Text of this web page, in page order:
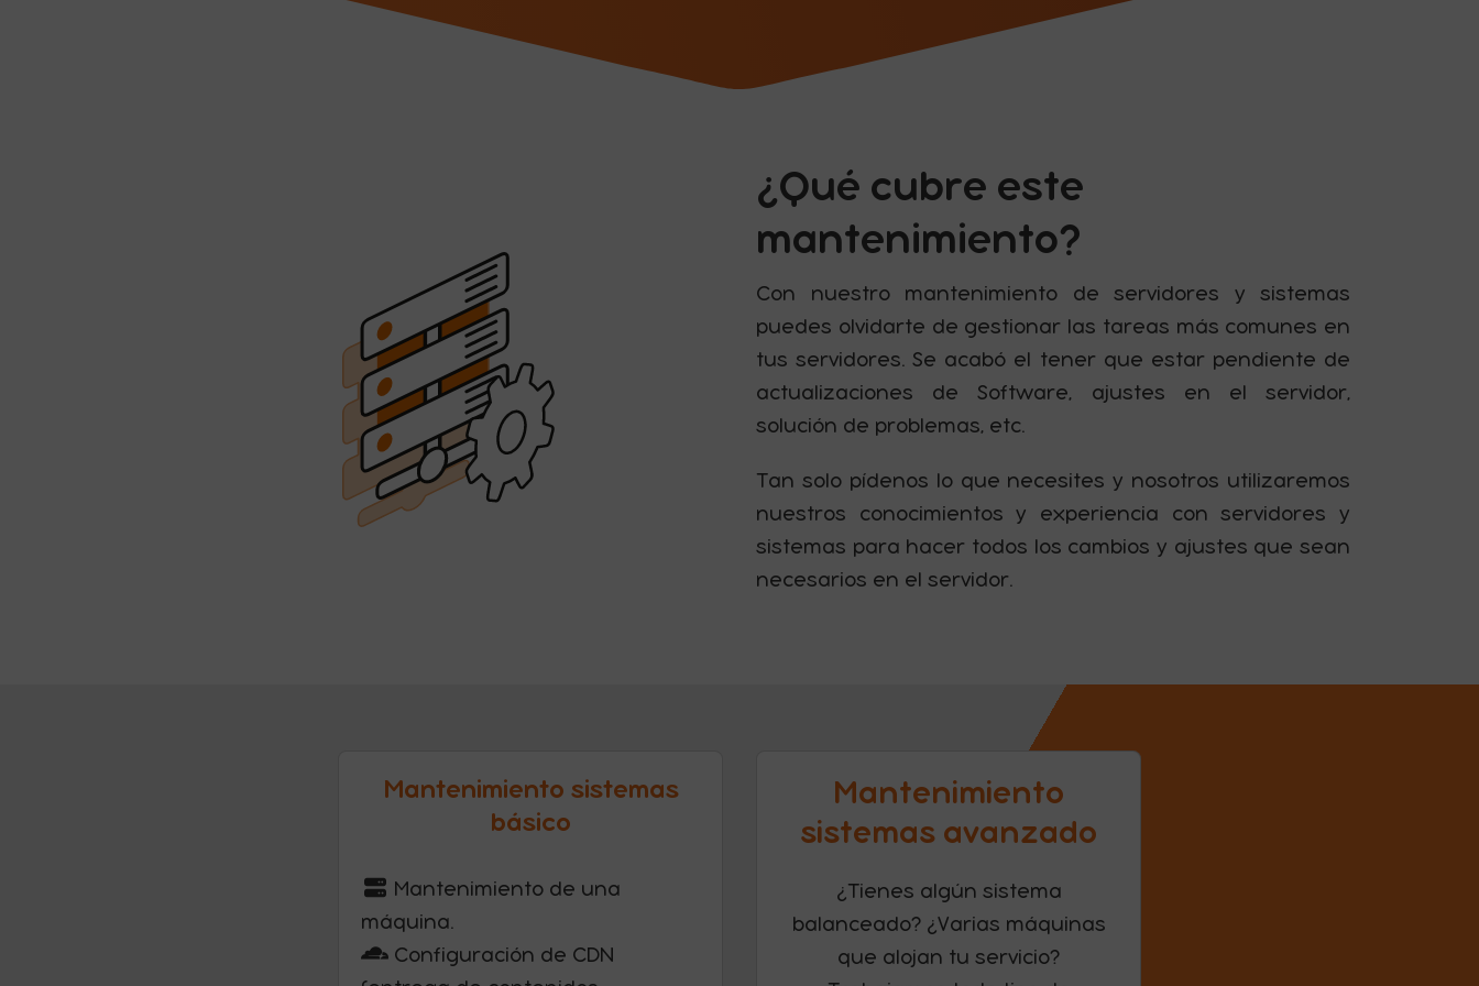
¿Qué cubre este
mantenimiento?
Con nuestro mantenimiento de servidores y sistemas
puedes olvidarte de gestionar las tareas más comunes en
tus servidores. Se acabó el tener que estar pendiente de
actualizaciones de Software, ajustes en el servidor,
solución de problemas, etc.
Tan solo pídenos lo que necesites y nosotros utilizaremos
nuestros conocimientos y experiencia con servidores y
sistemas para hacer todos los cambios y ajustes que sean
necesarios en el servidor.
Mantenimiento sistemas
básico
Mantenimiento de una
máquina.
Configuración de CDN
Mantenimiento
sistemas avanzado
¿Tienes algún sistema
balanceado? ¿Varias máquinas
que alojan tu servicio?